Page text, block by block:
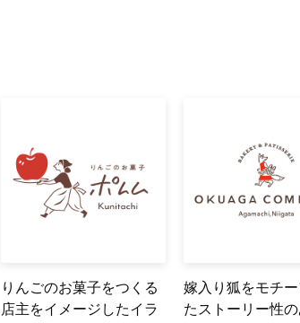
りんごのお菓子をつくる
店主をイメージしたイラ
嫁入り狐をモチ
たストーリー性